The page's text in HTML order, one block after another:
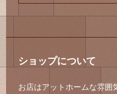
ショップについて
お店はアットホームな雰囲